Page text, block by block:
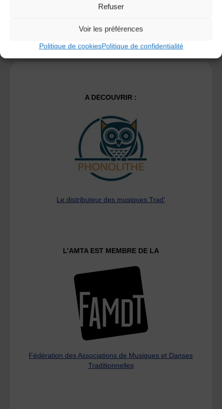
Refuser
Voir les préférences
Politique de cookiesPolitique de confidentialité
A DECOUVRIR :
Le distributeur des musiques Trad'
L’AMTA EST MEMBRE DE LA
Fédération des Associations de Musiques et Danses
Traditionnelles